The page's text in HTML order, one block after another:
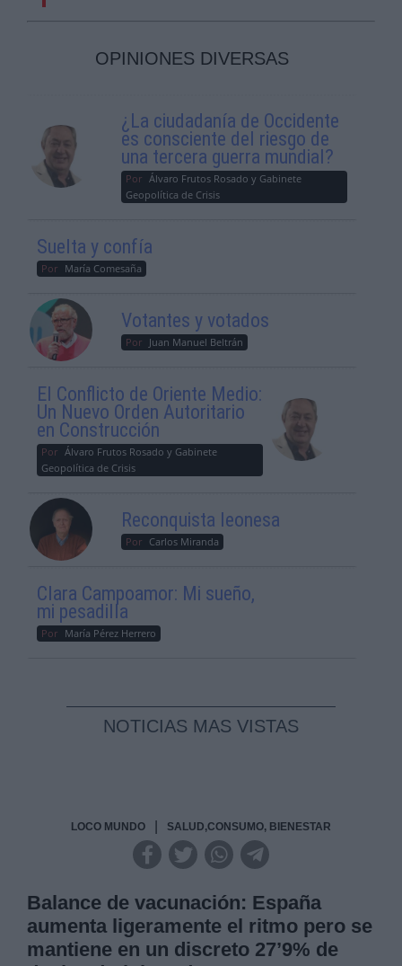
OPINIONES DIVERSAS
¿La ciudadanía de Occidente
es consciente del riesgo de
una tercera guerra mundial?
Por Álvaro Frutos Rosado y Gabinete
Geopolítica de Crisis
Suelta y confía
Por María Comesaña
Votantes y votados
Por Juan Manuel Beltrán
El Conflicto de Oriente Medio:
Un Nuevo Orden Autoritario
en Construcción
Por Álvaro Frutos Rosado y Gabinete
Geopolítica de Crisis
Reconquista leonesa
Por Carlos Miranda
Clara Campoamor: Mi sueño,
mi pesadilla
Por María Pérez Herrero
NOTICIAS MAS VISTAS
LOCO MUNDO SALUD,CONSUMO, BIENESTAR
Balance de vacunación: España
aumenta ligeramente el ritmo pero se
mantiene en un discreto 27’9% de